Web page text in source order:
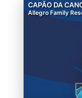
CAPÃO DA
Allegro Family